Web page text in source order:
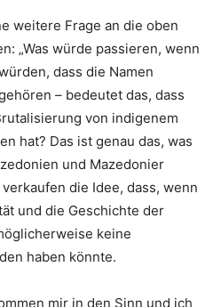
weitere Frage an die oben
„Was würde passieren, wenn
dass die Namen
– bedeutet das, dass
von indigenem
hat? Das ist genau das, was
und Mazedonier
die Idee, dass, wenn
und die Geschichte der
keine
haben könnte.
mir in den Sinn und ich